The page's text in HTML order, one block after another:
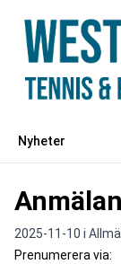
Nyheter
2025-11-10 i
Prenumerera via: